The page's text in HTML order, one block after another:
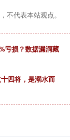
不代表本站观点。
亏损？数据漏洞藏
四将，是溺水而